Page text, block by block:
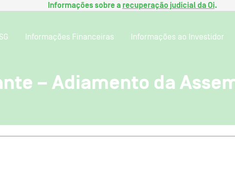
Informações sobre a recuperação judicial da Oi.
Informações Financeiras Informações ao Investidor
– Adiamento da